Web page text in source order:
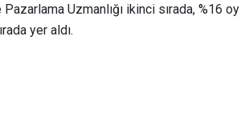
Uzmanlığı ikinci sırada, %16 oy
yer aldı.